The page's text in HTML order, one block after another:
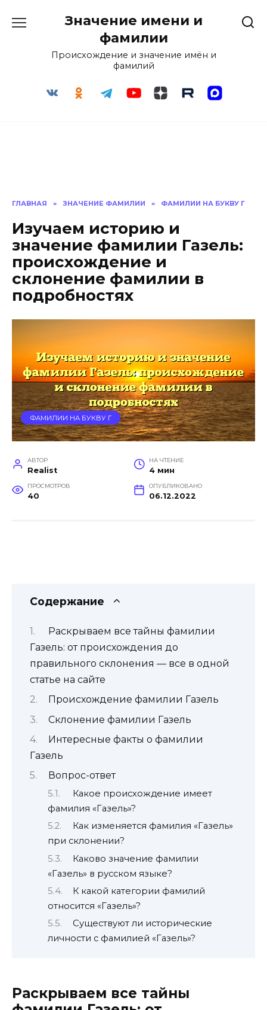
Значение имени и
фамилии
Происхождение и значение имён и
фамилий
ГЛАВНАЯ » ЗНАЧЕНИЕ ФАМИЛИИ » ФАМИЛИИ НА БУКВУ Г
Изучаем историю и
значение фамилии Газель:
происхождение и
склонение фамилии в
подробностях
ФАМИЛИИ НА БУКВУ Г
АВТОР
Realist
НА ЧТЕНИЕ
4 мин
ПРОСМОТРОВ
40
ОПУБЛИКОВАНО
06.12.2022
Содержание
Раскрываем все тайны фамилии
Газель: от происхождения до
правильного склонения — все в одной
статье на сайте
Происхождение фамилии Газель
Склонение фамилии Газель
Интересные факты о фамилии
Газель
Вопрос-ответ
Какое происхождение имеет
фамилия «Газель»?
Как изменяется фамилия «Газель»
при склонении?
Каково значение фамилии
«Газель» в русском языке?
К какой категории фамилий
относится «Газель»?
Существуют ли исторические
личности с фамилией «Газель»?
Раскрываем все тайны